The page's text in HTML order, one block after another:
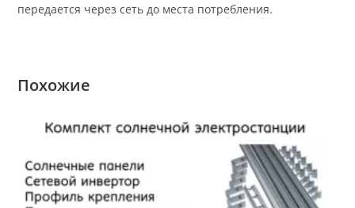
передается через сеть до места потребления.
Похожие